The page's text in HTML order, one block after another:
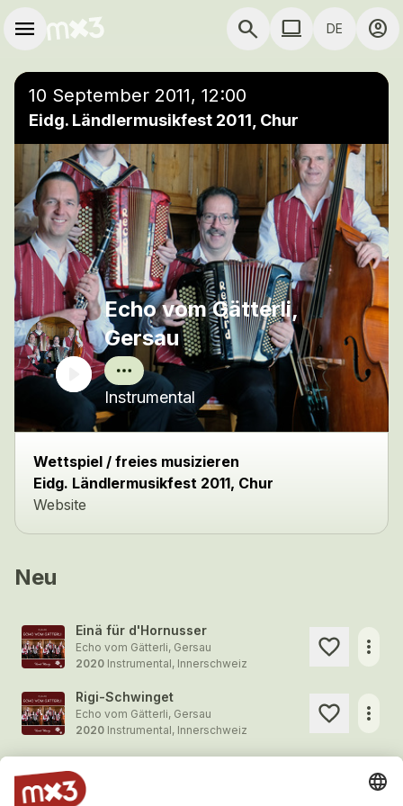
Zum Hauptinhalt springen
Hauptnavigation
menu search COMPUTER
computer DE account_circle
10 September 2011, 12:00
Eidg. Ländlermusikfest 2011, Chur
Echo vom Gätterli,
Gersau
Instrumental
Wettspiel / freies musizieren
Eidg. Ländlermusikfest 2011, Chur
Website
Neu
Einä für d'Hornusser
Echo vom Gätterli, Gersau
2020 Instrumental, Innerschweiz
more_horiz
Rigi-Schwinget
Echo vom Gätterli, Gersau
2020 Instrumental, Innerschweiz
more_horiz
Echo vom Gätterli, Gersau
2020
more_horiz
Einer Wiedergabeliste hinzufügen close